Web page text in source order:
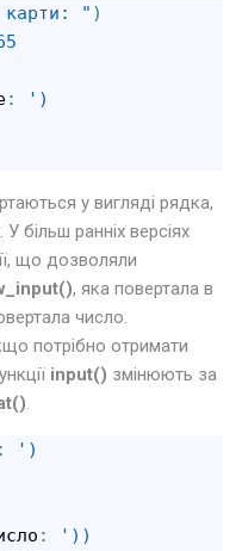
карти: " )
:
')
у вигляді рядка,
більш ранніх версіях
що дозволяли
, яка повертала в
число.
потрібно отримати
input() змінюють за
:
')
:
'))